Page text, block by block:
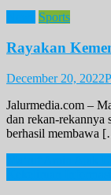
Sports
Rayakan
December 20, 2022
Jalurmedia.com –
dan rekan-rekannya
berhasil membawa
Post
navigation